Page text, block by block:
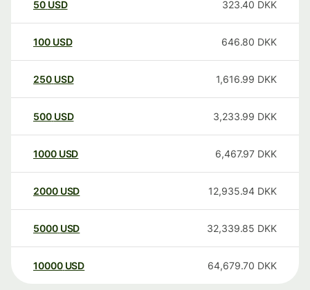
50 USD 323.40 DKK
100 USD 646.80 DKK
250 USD 1,616.99 DKK
500 USD 3,233.99 DKK
1000 USD 6,467.97 DKK
2000 USD 12,935.94 DKK
5000 USD 32,339.85 DKK
10000 USD 64,679.70 DKK